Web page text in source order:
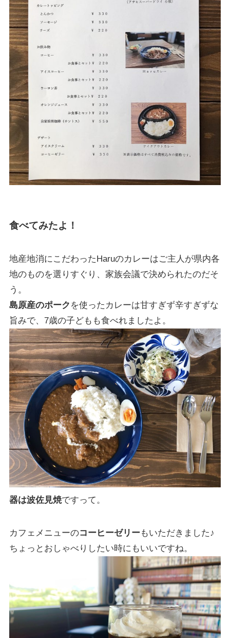
食べてみたよ！
地産地消にこだわったHaruのカレーはご主人が県内各
地のものを選りすぐり、家族会議で決められたのだそ
う。
島原産のポーク を使ったカレーは甘すぎず辛すぎずな
旨みで、7歳の子どもも食べれましたよ。
器は波佐見焼ですって。
カフェメニューのコーヒーゼリーもいただきました♪
ちょっとおしゃべりしたい時にもいいですね。